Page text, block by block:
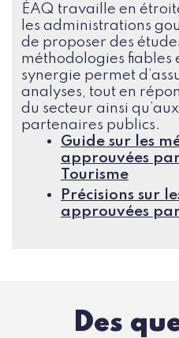
ÉAQ travaille en
les administrations
de proposer des
méthodologies fiables
synergie permet
analyses, tout en
du secteur ainsi
partenaires publics.
Guide sur les
approuvées
Tourisme
Précisions sur
approuvées
Des